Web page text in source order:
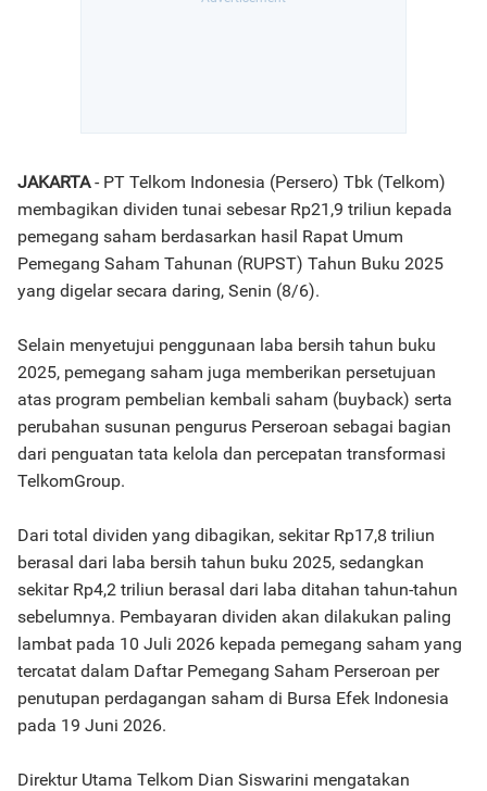
JAKARTA- PT Telkom Indonesia (Persero) Tbk (Telkom)
membagikan dividen tunai sebesar Rp21,9 triliun kepada
pemegang saham berdasarkan hasil Rapat Umum
Pemegang Saham Tahunan (RUPST) Tahun Buku 2025
yang digelar secara daring, Senin (8/6).
Selain menyetujui penggunaan laba bersih tahun buku
2025, pemegang saham juga memberikan persetujuan
atas program pembelian kembali saham (buyback) serta
perubahan susunan pengurus Perseroan sebagai bagian
dari penguatan tata kelola dan percepatan transformasi
TelkomGroup.
Dari total dividen yang dibagikan, sekitar Rp17,8 triliun
berasal dari laba bersih tahun buku 2025, sedangkan
sekitar Rp4,2 triliun berasal dari laba ditahan tahun-tahun
sebelumnya. Pembayaran dividen akan dilakukan paling
lambat pada 10 Juli 2026 kepada pemegang saham yang
tercatat dalam Daftar Pemegang Saham Perseroan per
penutupan perdagangan saham di Bursa Efek Indonesia
pada 19 Juni 2026.
Direktur Utama Telkom Dian Siswarini mengatakan